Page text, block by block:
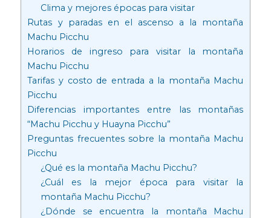
Clima y mejores épocas para visitar
Rutas y paradas en el ascenso a la montaña
Machu Picchu
Horarios de ingreso para visitar la montaña
Machu Picchu
Tarifas y costo de entrada a la montaña Machu
Picchu
Diferencias importantes entre las montañas
“Machu Picchu y Huayna Picchu”
Preguntas frecuentes sobre la montaña Machu
Picchu
¿Qué es la montaña Machu Picchu?
¿Cuál es la mejor época para visitar la
montaña Machu Picchu?
¿Dónde se encuentra la montaña Machu